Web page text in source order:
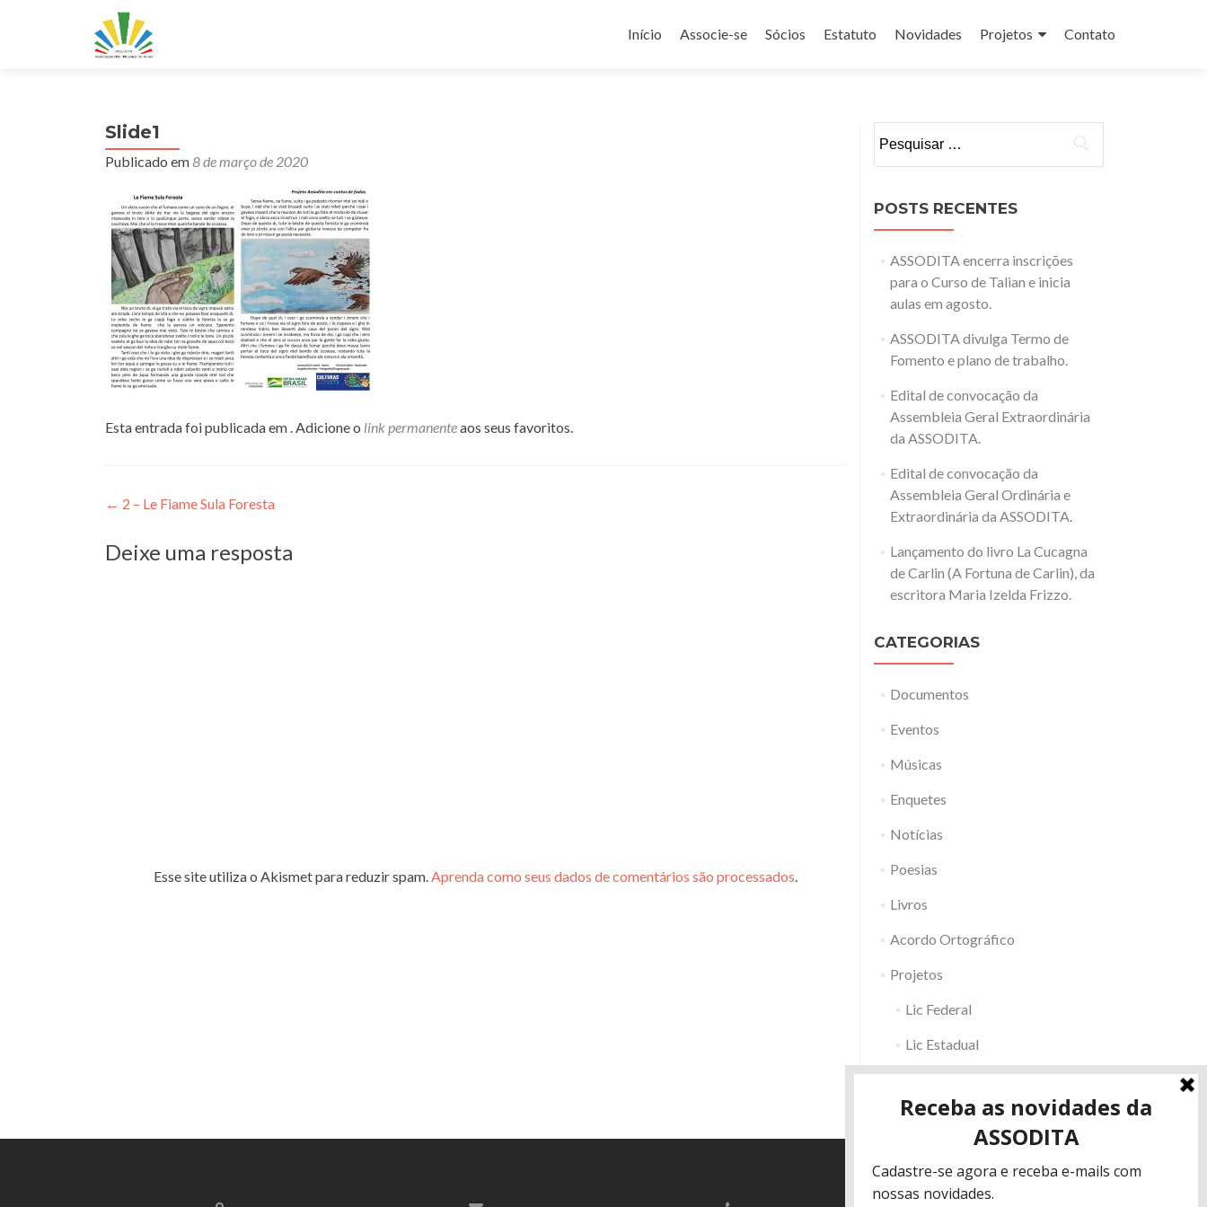
para
Início Associe-se Sócios Estatuto Novidades Projetos Contato
Slide1
Publicado em8 de março de 2020
Esta entrada foi publicada em . Adicione o link permanenteaos seus favoritos.
Navegação
de
Post
← 2 – Le Fiame Sula Foresta
Deixe uma resposta
Esse site utiliza o Akismet para reduzir spam.Aprenda como seus dados de comentários são processados.
por:
POSTS RECENTES
ASSODITA encerra inscrições
para o Curso de Talian e inicia
aulas em agosto.
ASSODITA divulga Termo de
Fomento e plano de trabalho.
Edital de convocação da
Assembleia Geral Extraordinária
da ASSODITA.
Edital de convocação da
Assembleia Geral Ordinária e
Extraordinária da ASSODITA.
Lançamento do livro La Cucagna
de Carlin (A Fortuna de Carlin), da
escritora Maria Izelda Frizzo.
CATEGORIAS
Documentos
Eventos
Músicas
Enquetes
Notícias
Poesias
Livros
Acordo Ortográfico
Projetos
Lic Federal
Lic Estadual
Fac RS
Outros